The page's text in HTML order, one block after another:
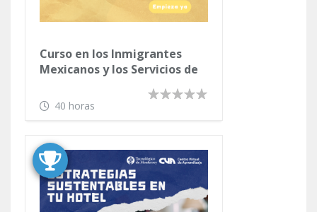
Curso en los Inmigrantes
Mexicanos y los Servicios de
Salud en Estados Unidos
40 horas